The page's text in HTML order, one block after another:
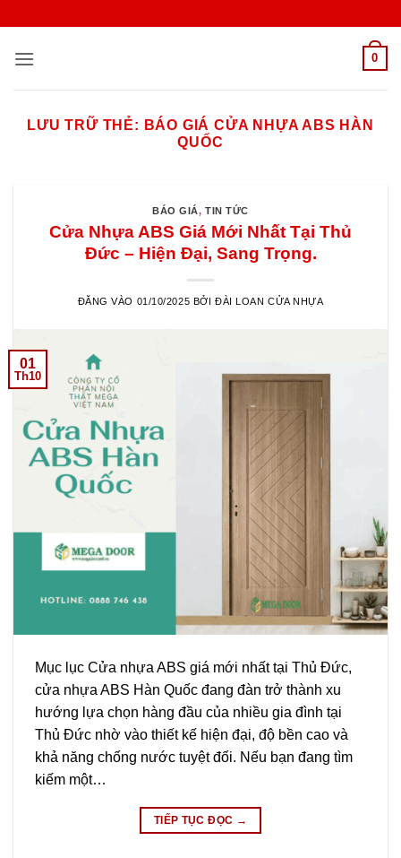
nội
0
LƯU TRỮ THẺ: BÁO GIÁ CỬA NHỰA ABS HÀN
QUỐC
BÁO GIÁ,TIN TỨC
Cửa Nhựa ABS Giá Mới Nhất Tại Thủ
Đức – Hiện Đại, Sang Trọng.
ĐĂNG VÀO 01/10/2025 BỞI ĐÀI LOAN CỬA NHỰA
01
Th10
Mục lục Cửa nhựa ABS giá mới nhất tại Thủ Đức,
cửa nhựa ABS Hàn Quốc đang đàn trở thành xu
hướng lựa chọn hàng đầu của nhiều gia đình tại
Thủ Đức nhờ vào thiết kế hiện đại, độ bền cao và
khả năng chống nước tuyệt đối. Nếu bạn đang tìm
kiếm một…
TIẾP TỤC ĐỌC →